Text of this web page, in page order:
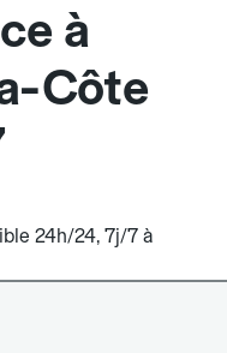
à
Côte
24h/24, 7j/7 à